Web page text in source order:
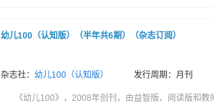
幼儿100（认知版）（半年共6期）（杂志订阅）
杂志社： 幼儿100（认知版） 发行周期：月刊
《幼儿100》，2008年创刊，由益智版、阅读版和